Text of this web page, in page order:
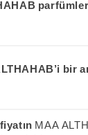
bir
MAA